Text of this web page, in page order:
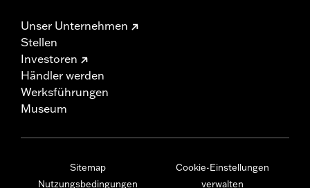
Unser Unternehmen
Stellen
Investoren
Händler werden
Werksführungen
Museum
Sitemap
Nutzungsbedingungen
Cookie-Einstellungen
verwalten